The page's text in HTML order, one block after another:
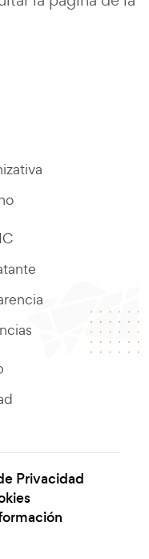
Privacidad
(se abre en
(se abre